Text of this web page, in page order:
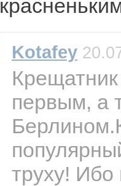
Kotafey
первым, а
труху! Ибо